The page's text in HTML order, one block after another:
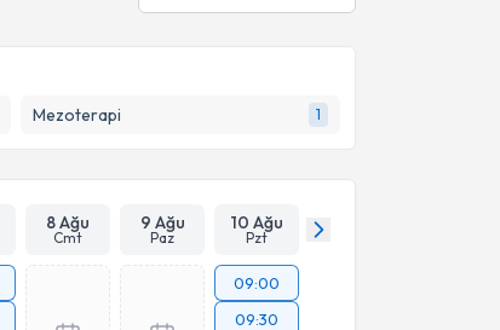
Mezoterapi 1
8 Ağu
Cmt
9 Ağu
Paz
10 Ağu
Pzt
09:00
09:30